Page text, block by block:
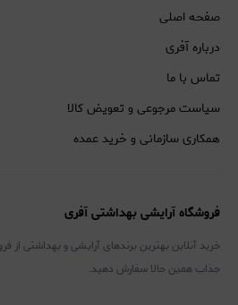
صفحه اصلی
درباره آفری
تماس با ما
سیاست مرجوعی و تعویض کالا
همکاری سازمانی و خرید عمده
فروشگاه آرایشی بهداشتی آفری
خرید آنلاین بهترین برندهای آرایشی و بهداشتی
جذاب همین حالا سفارش دهید.